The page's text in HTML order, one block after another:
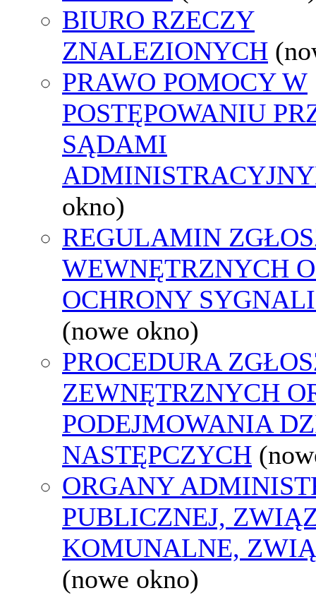
BIURO RZECZY
ZNALEZIONYCH
PRAWO POMOCY W
POSTĘPOWANIU
SĄDAMI
okno)
REGULAMIN
WEWNĘTRZNYCH
OCHRONY
(nowe okno)
PROCEDURA
ZEWNĘTRZNYCH
PODEJMOWANIA
NASTĘPCZYCH
ORGANY
PUBLICZNEJ,
KOMUNALNE,
(nowe okno)